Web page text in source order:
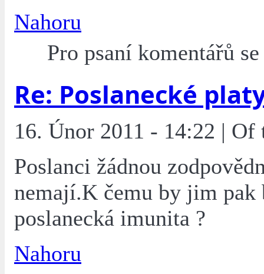
Nahoru
Pro psaní komentářů
Re: Poslanecké
16. Únor 2011 - 14:22 | Of
Poslanci žádnou
nemají.K čemu by jim pak
poslanecká imunita ?
Nahoru